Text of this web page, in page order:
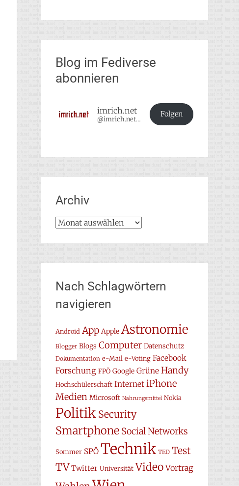
Blog im Fediverse
abonnieren
imrich.net
@imrich.net@imrich.net
Folgen
Archiv
Archiv
Nach Schlagwörtern
navigieren
Android App Apple Astronomie
Blogger Blogs Computer Datenschutz
Dokumentation e-Mail e-Voting Facebook
Forschung FPÖ Google Grüne Handy
Hochschülerschaft Internet iPhone
Medien Microsoft Nahrungsmittel Nokia
Politik Security
Smartphone Social Networks
Sommer SPÖ Technik TED Test
TV Twitter Universität Video Vortrag